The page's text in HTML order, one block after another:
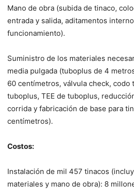
Mano de obra (subida de tinaco,
entrada y salida, aditamentos
funcionamiento).
Suministro de los materiales
media pulgada (tuboplus de 4
60 centímetros, válvula check, codo
tuboplus, TEE de tuboplus,
corrida y fabricación de base para
centímetros).
Costos:
Instalación de mil 457 tinacos
materiales y mano de obra): 8